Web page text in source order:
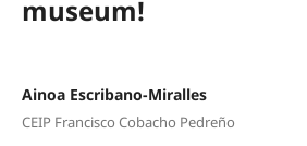
museum!
Ainoa Escribano-Miralles
CEIP Francisco Cobacho Pedreño